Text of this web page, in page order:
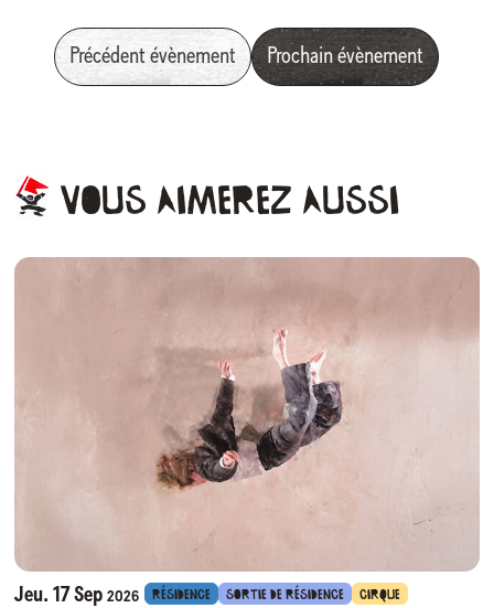
Précédent évènement Prochain évènement
Vous aimerez aussi
Jeu. 17 Sep2026 RÉSIDENCE SORTIE DE RÉSIDENCE CIRQUE